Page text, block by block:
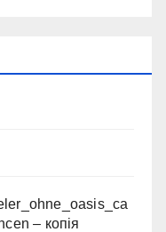
– копія